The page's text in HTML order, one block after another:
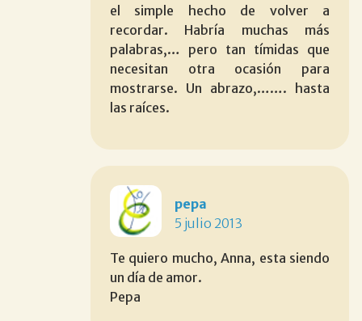
el simple hecho de volver a
recordar. Habría muchas más
palabras,… pero tan tímidas que
necesitan otra ocasión para
mostrarse. Un abrazo,……. hasta
las raíces.
pepa
5 julio 2013
Te quiero mucho, Anna, esta siendo
un día de amor.
Pepa